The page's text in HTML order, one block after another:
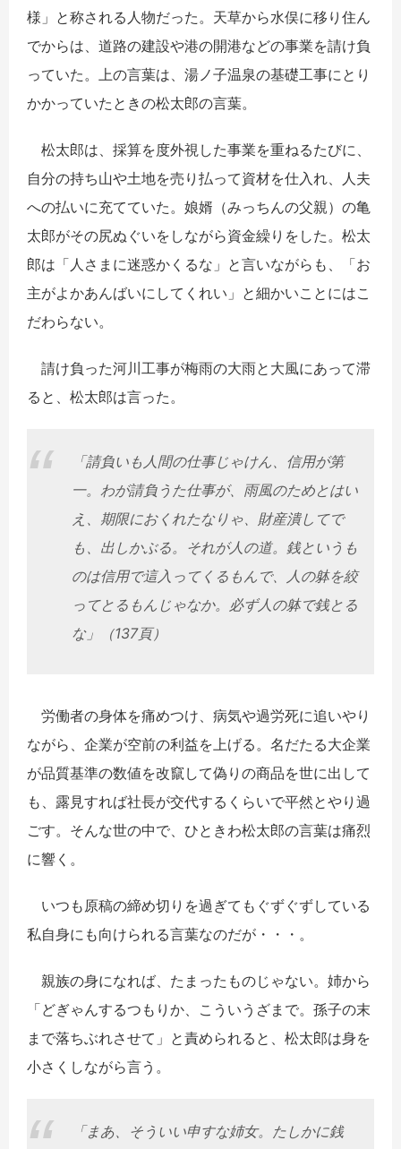
様」と称される人物だった。天草から水俣に移り住ん
でからは、道路の建設や港の開港などの事業を請け負
っていた。上の言葉は、湯ノ子温泉の基礎工事にとり
かかっていたときの松太郎の言葉。
松太郎は、採算を度外視した事業を重ねるたびに、
自分の持ち山や土地を売り払って資材を仕入れ、人夫
への払いに充てていた。娘婿（みっちんの父親）の亀
太郎がその尻ぬぐいをしながら資金繰りをした。松太
郎は「人さまに迷惑かくるな」と言いながらも、「お
主がよかあんばいにしてくれい」と細かいことにはこ
だわらない。
請け負った河川工事が梅雨の大雨と大風にあって滞
ると、松太郎は言った。
「請負いも人間の仕事じゃけん、信用が第
一。わが請負うた仕事が、雨風のためとはい
え、期限におくれたなりゃ、財産潰してで
も、出しかぶる。それが人の道。銭というも
のは信用で這入ってくるもんで、人の躰を絞
ってとるもんじゃなか。必ず人の躰で銭とる
な」（137頁）
労働者の身体を痛めつけ、病気や過労死に追いやり
ながら、企業が空前の利益を上げる。名だたる大企業
が品質基準の数値を改竄して偽りの商品を世に出して
も、露見すれば社長が交代するくらいで平然とやり過
ごす。そんな世の中で、ひときわ松太郎の言葉は痛烈
に響く。
いつも原稿の締め切りを過ぎてもぐずぐずしている
私自身にも向けられる言葉なのだが・・・。
親族の身になれば、たまったものじゃない。姉から
「どぎゃんするつもりか、こういうざまで。孫子の末
まで落ちぶれさせて」と責められると、松太郎は身を
小さくしながら言う。
「まあ、そういい申すな姉女。たしかに銭